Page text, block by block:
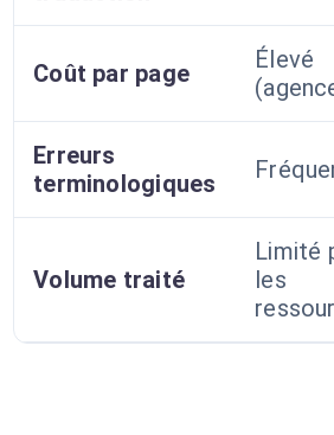
Coût par page
Élevé
Erreurs
terminologiques
Volume traité
Limité
les